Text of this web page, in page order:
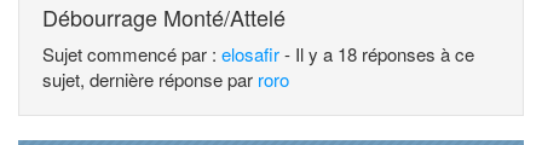
Débourrage Monté/Attelé
Sujet commencé par : elosafir- Il y a 18 réponses à ce
sujet, dernière réponse par roro